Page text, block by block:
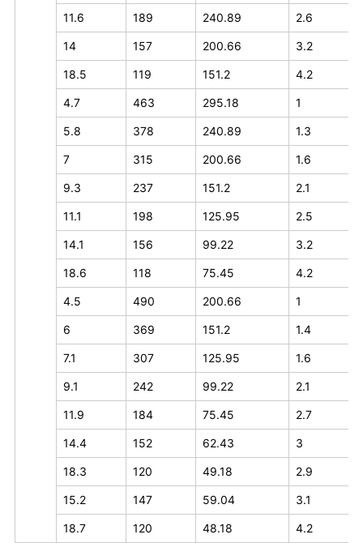
11.6 189 240.89 2.6
14 157 200.66 3.2
18.5 119 151.2 4.2
4.7 463 295.18 1
5.8 378 240.89 1.3
7 315 200.66 1.6
9.3 237 151.2 2.1
11.1 198 125.95 2.5
14.1 156 99.22 3.2
18.6 118 75.45 4.2
4.5 490 200.66 1
6 369 151.2 1.4
7.1 307 125.95 1.6
9.1 242 99.22 2.1
11.9 184 75.45 2.7
14.4 152 62.43 3
18.3 120 49.18 2.9
15.2 147 59.04 3.1
18.7 120 48.18 4.2